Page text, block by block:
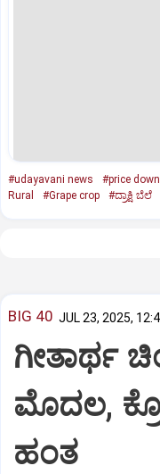
#udayavani news #price down
Rural
#Grape crop #ದ್ರಾಕ್ಷಿ ಬೆಲೆ
BIG 40 JUL 23, 2025,
ಗೀತಾರ್ಥ
ಮೊದಲ,
ಹಂತ